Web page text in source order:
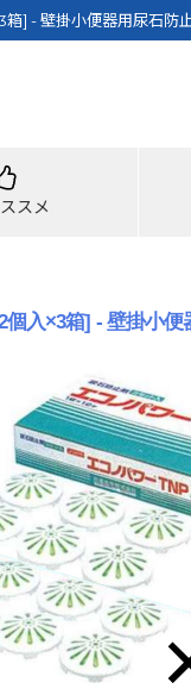
箱] - 壁掛小便器用尿石
スメ
入×3箱] - 壁掛小便